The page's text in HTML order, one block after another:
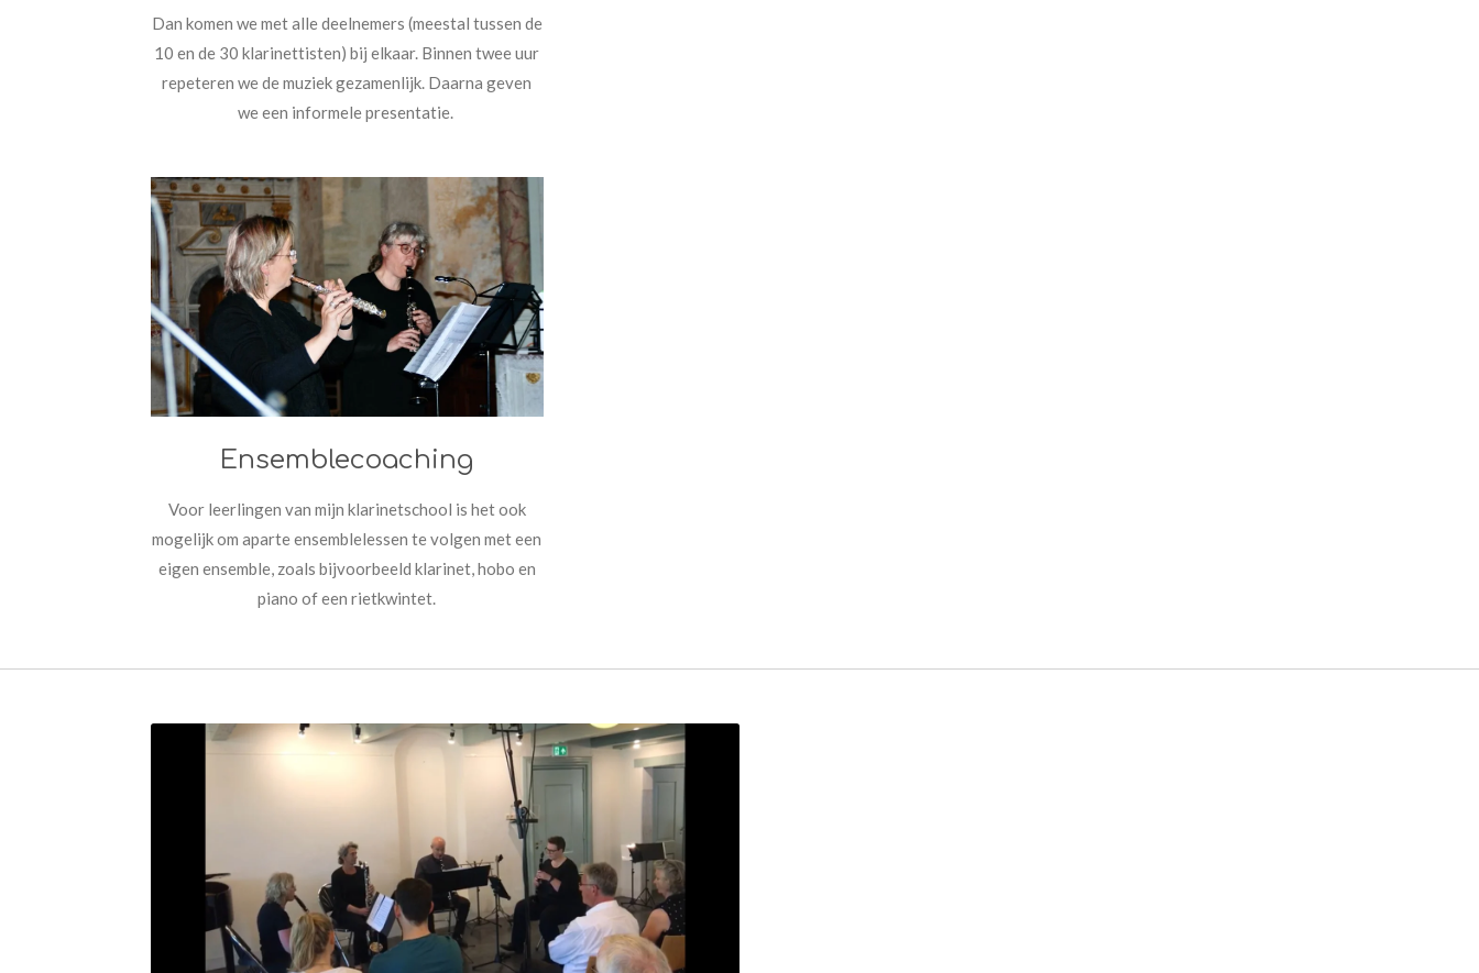
Dan komen we met alle deelnemers (meestal tussen de
10 en de 30 klarinettisten) bij elkaar. Binnen twee uur
repeteren we de muziek gezamenlijk. Daarna geven
we een informele presentatie.
Ensemblecoaching
Voor leerlingen van mijn klarinetschool is het ook
mogelijk om aparte ensemblelessen te volgen met een
eigen ensemble, zoals bijvoorbeeld klarinet, hobo en
piano of een rietkwintet.